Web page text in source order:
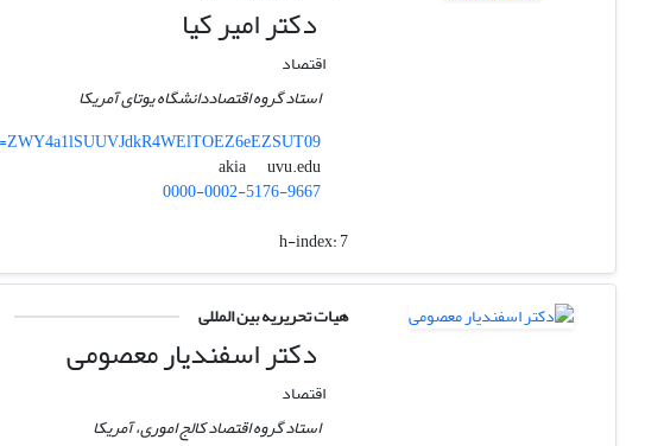
دکتر امیر کیا
اقتصاد
استاد گروه اقتصاددانشگاه یوتای آمریکا
akia
uvu.edu
0000-0002-5176-9667
h-index:7
هیات تحریریه بین المللی
دکتر اسفندیار معصومی
اقتصاد
استاد گروه اقتصاد کالج اموری، آمریکا